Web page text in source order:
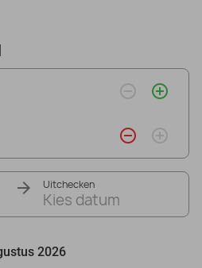
remove_circle_outline add_circle_outline
remove_circle_outline add_circle_outline
Uitchecken
Kies datum
2026